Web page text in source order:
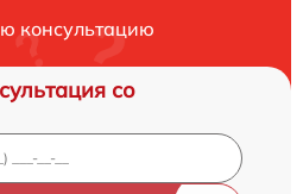
консультацию
со